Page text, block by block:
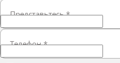
Представьтесь*
Телефон*